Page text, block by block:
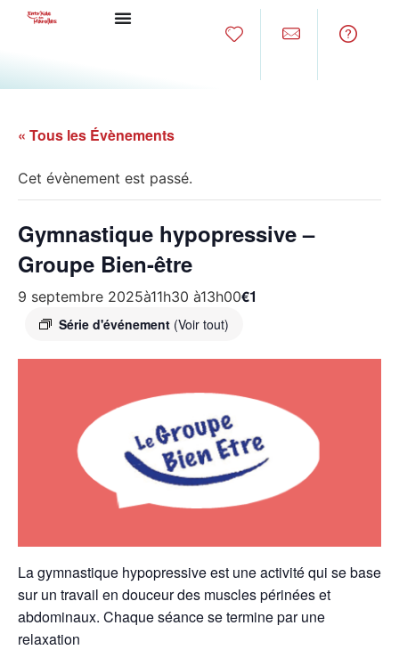
« Tous les Évènements
Cet évènement est passé.
Gymnastique hypopressive –
Groupe Bien-être
9 septembre 2025à11h30 à13h00
Série d'événement (Voir tout)
€1
La gymnastique hypopressive est une activité qui se base
sur un travail en douceur des muscles périnées et
abdominaux. Chaque séance se termine par une
relaxation